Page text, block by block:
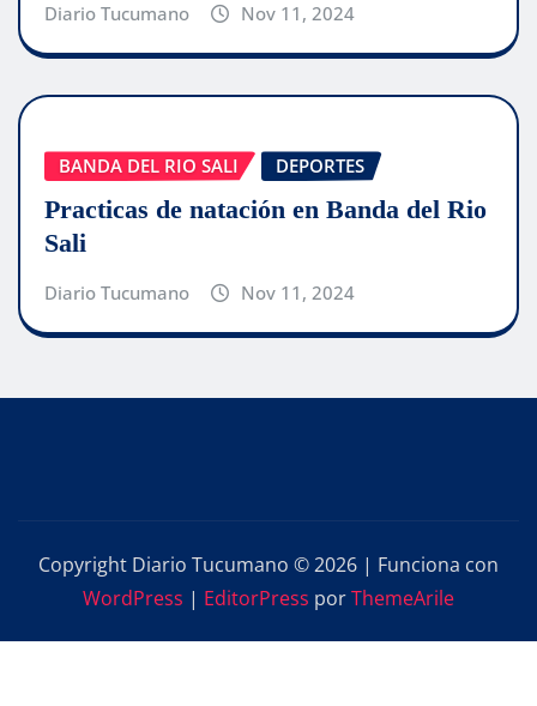
Diario Tucumano Nov 11, 2024
BANDA DEL RIO SALI DEPORTES
Practicas de natación en Banda del Rio
Sali
Diario Tucumano Nov 11, 2024
Copyright Diario Tucumano © 2026 | Funciona con
WordPress | EditorPress porThemeArile